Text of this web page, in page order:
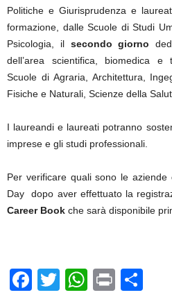
Politiche e Giurisprudenza e
formazione, dalle Scuole di Studi
Psicologia, il secondo giorno
dell’area scientifica, biomedica e
Scuole di Agraria, Architettura,
Fisiche e Naturali, Scienze della
I laureandi e laureati potranno
imprese e gli studi professionali.
Per verificare quali sono le
Day dopo aver effettuato la
Career Book che sarà disponibile
F
T
W
Pr